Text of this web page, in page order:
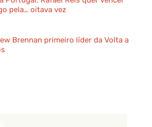
pela… oitava vez
Brennan primeiro líder da Volta a